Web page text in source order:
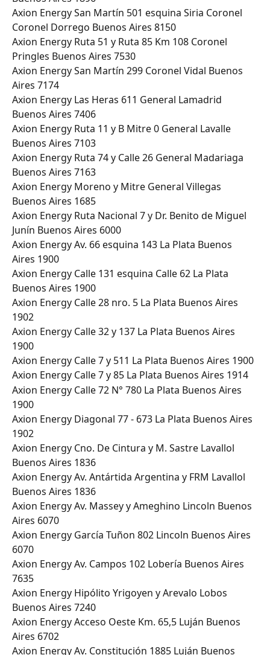
Axion Energy San Martín 501 esquina Siria Coronel
Coronel Dorrego Buenos Aires 8150
Axion Energy Ruta 51 y Ruta 85 Km 108 Coronel
Pringles Buenos Aires 7530
Axion Energy San Martín 299 Coronel Vidal Buenos
Aires 7174
Axion Energy Las Heras 611 General Lamadrid
Buenos Aires 7406
Axion Energy Ruta 11 y B Mitre 0 General Lavalle
Buenos Aires 7103
Axion Energy Ruta 74 y Calle 26 General Madariaga
Buenos Aires 7163
Axion Energy Moreno y Mitre General Villegas
Buenos Aires 1685
Axion Energy Ruta Nacional 7 y Dr. Benito de Miguel
Junín Buenos Aires 6000
Axion Energy Av. 66 esquina 143 La Plata Buenos
Aires 1900
Axion Energy Calle 131 esquina Calle 62 La Plata
Buenos Aires 1900
Axion Energy Calle 28 nro. 5 La Plata Buenos Aires
1902
Axion Energy Calle 32 y 137 La Plata Buenos Aires
1900
Axion Energy Calle 7 y 511 La Plata Buenos Aires 1900
Axion Energy Calle 7 y 85 La Plata Buenos Aires 1914
Axion Energy Calle 72 N° 780 La Plata Buenos Aires
1900
Axion Energy Diagonal 77 - 673 La Plata Buenos Aires
1902
Axion Energy Cno. De Cintura y M. Sastre Lavallol
Buenos Aires 1836
Axion Energy Av. Antártida Argentina y FRM Lavallol
Buenos Aires 1836
Axion Energy Av. Massey y Ameghino Lincoln Buenos
Aires 6070
Axion Energy García Tuñon 802 Lincoln Buenos Aires
6070
Axion Energy Av. Campos 102 Lobería Buenos Aires
7635
Axion Energy Hipólito Yrigoyen y Arevalo Lobos
Buenos Aires 7240
Axion Energy Acceso Oeste Km. 65,5 Luján Buenos
Aires 6702
Axion Energy Av. Constitución 1885 Luján Buenos